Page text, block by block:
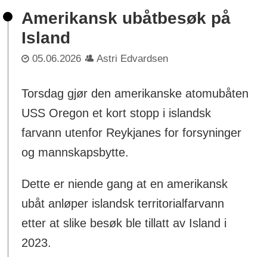
Amerikansk ubåtbesøk på
Island
05.06.2026 Astri Edvardsen
Torsdag gjør den amerikanske atomubåten
USS Oregon et kort stopp i islandsk
farvann utenfor Reykjanes for forsyninger
og mannskapsbytte.
Dette er niende gang at en amerikansk
ubåt anløper islandsk territorialfarvann
etter at slike besøk ble tillatt av Island i
2023.